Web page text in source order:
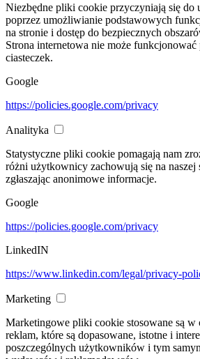
Niezbędne pliki cookie przyczyniają się do
poprzez umożliwianie podstawowych
na stronie i dostęp do bezpiecznych
Strona internetowa nie może
ciasteczek.
Google
https://policies.google.com/privacy
Analityka
Statystyczne pliki cookie pomagają nam
różni użytkownicy zachowują się na naszej
zgłaszając anonimowe informacje.
Google
https://policies.google.com/privacy
LinkedIN
https://www.linkedin.com/legal/privacy-
Marketing
Marketingowe pliki cookie stosowane są w
reklam, które są dopasowane, istotne i
poszczególnych użytkowników i tym